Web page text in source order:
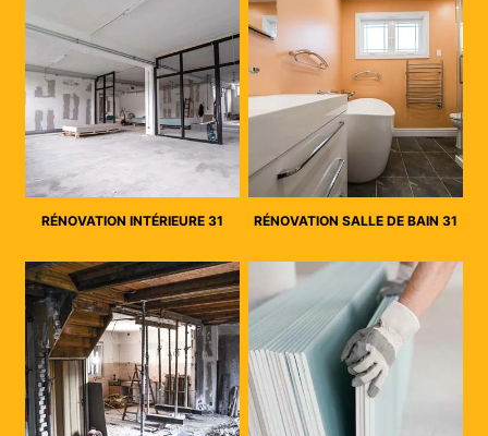
RÉNOVATION INTÉRIEURE 31 RÉNOVATION SALLE DE BAIN 31